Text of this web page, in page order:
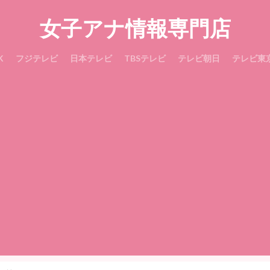
女子アナ情報専門店
フジテレビ 日本テレビ TBSテレビ テレビ朝日 テレビ東